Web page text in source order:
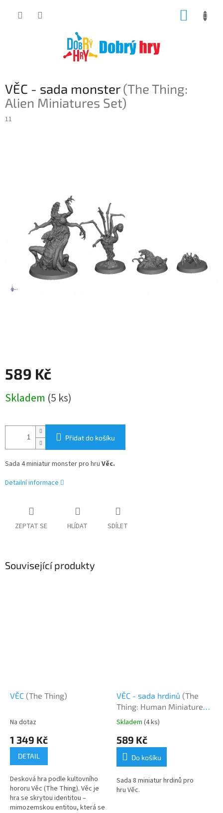
VĚC - sada monster(The Thing:
Alien Miniatures Set)
11
589 Kč
cena:
Skladem (5 ks)
Přidat do košíku
Sada 4 miniatur monster pro hru Věc.
Detailní informace
ZEPTAT SE HLÍDAT SDÍLET
Související produkty
VĚC (The Thing)
Na dotaz
1 349 Kč
DETAIL
Desková hra podle kultovního
hororu Věc (The Thing). Věc je
hra se skrytou identitou –
mimozemskou entitou, která se
VĚC - sada hrdinů (The
Thing: Human Miniatures
Set)
Skladem (4 ks)
589 Kč
Do košíku
Sada 8 miniatur hrdinů pro
hru Věc.